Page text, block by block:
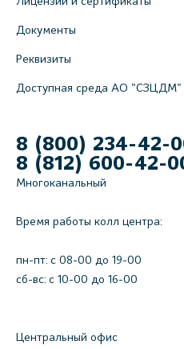
+7 (812) 565-11-12
На карте
Документы
Реквизиты
Доступная среда АО "СЗЦДМ"
8 (800) 234-42-
8 (812) 600-42-
Многоканальный
Время работы колл центра:
пн-пт: c 08-00 до 19-00
сб-вс: с 10-00 до 16-00
Центральный офис